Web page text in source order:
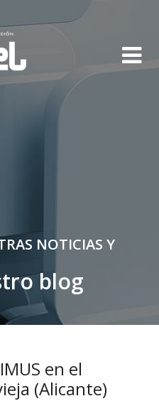
NOTICIAS Y
blog
en el
(Alicante)